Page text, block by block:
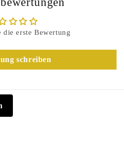
die erste Bewertung
schreiben